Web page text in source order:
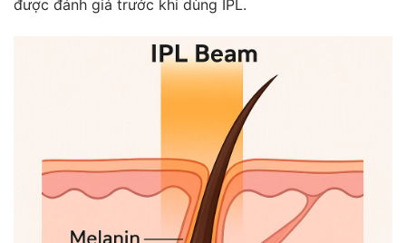
được đánh giá trước khi dùng IPL.